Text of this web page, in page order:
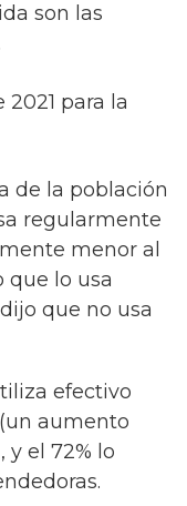
son las
2021 para la
de la población
regularmente
menor al
que lo usa
que no usa
efectivo
aumento
y el 72% lo